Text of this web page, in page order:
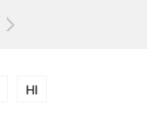
НІ